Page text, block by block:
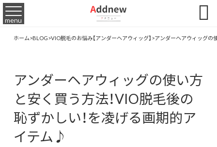
menu 
ホーム>BLOG>VIO脱毛のお悩み【アンダーヘアウィッグ】>アンダーヘアウィッグの
アンダーヘアウィッグの使い方
と安く買う方法！VIO脱毛後の
恥ずかしい！を凌げる画期的ア
イテム♪